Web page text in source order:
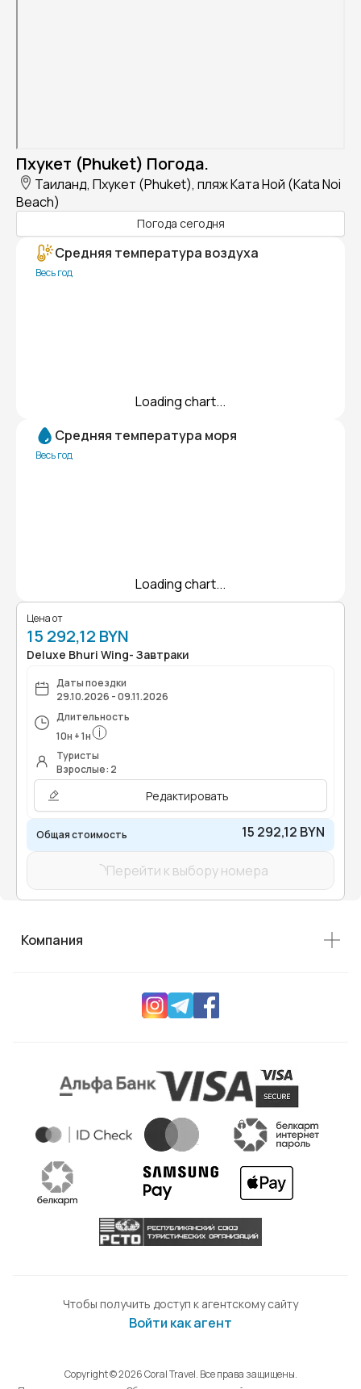
Пхукет (Phuket) Погода.
Таиланд, Пхукет (Phuket), пляж Ката Ной (Kata Noi
Beach)
Погода сегодня
Средняя температура воздуха
Весь год
Loading chart...
Средняя температура моря
Весь год
Loading chart...
Цена от
15 292,12 BYN
Deluxe Bhuri Wing- Завтраки
Даты поездки
29.10.2026 - 09.11.2026
Длительность
10н +1н
Туристы
Взрослые: 2
Редактировать
Общая стоимость 15 292,12 BYN
Перейти к выбору номера
Компания
Чтобы получить доступ к агентскому сайту
Войти как агент
Copyright © 2026 Coral Travel. Все права защищены.